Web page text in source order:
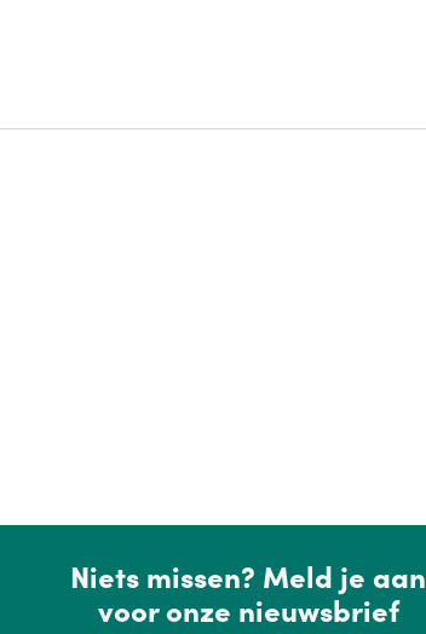
Niets missen? Meld je aan
voor onze nieuwsbrief